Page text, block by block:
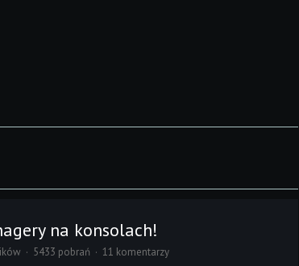
na konsolach!
5433 pobrań 11 komentarzy